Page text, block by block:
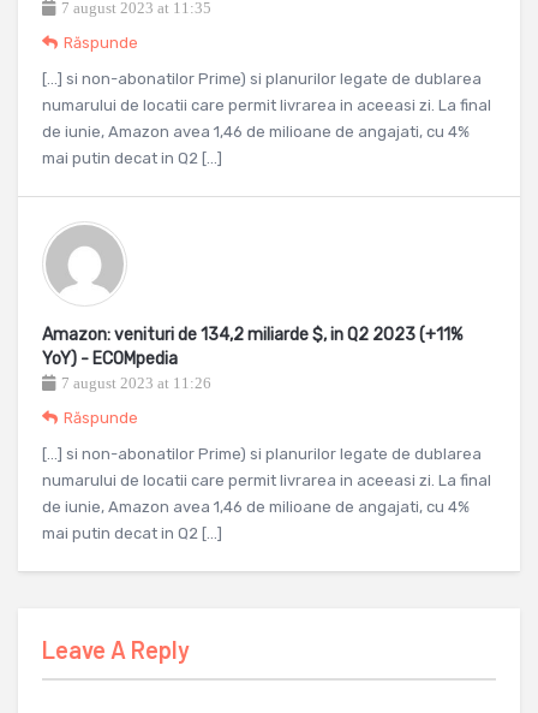
7 august 2023 at 11:35
Răspunde
[…] si non-abonatilor Prime) si planurilor legate de dublarea
numarului de locatii care permit livrarea in aceeasi zi. La final
de iunie, Amazon avea 1,46 de milioane de angajati, cu 4%
mai putin decat in Q2 […]
Amazon: venituri de 134,2 miliarde $, in Q2 2023 (+11%
YoY) - ECOMpedia
7 august 2023 at 11:26
Răspunde
[…] si non-abonatilor Prime) si planurilor legate de dublarea
numarului de locatii care permit livrarea in aceeasi zi. La final
de iunie, Amazon avea 1,46 de milioane de angajati, cu 4%
mai putin decat in Q2 […]
Leave A Reply